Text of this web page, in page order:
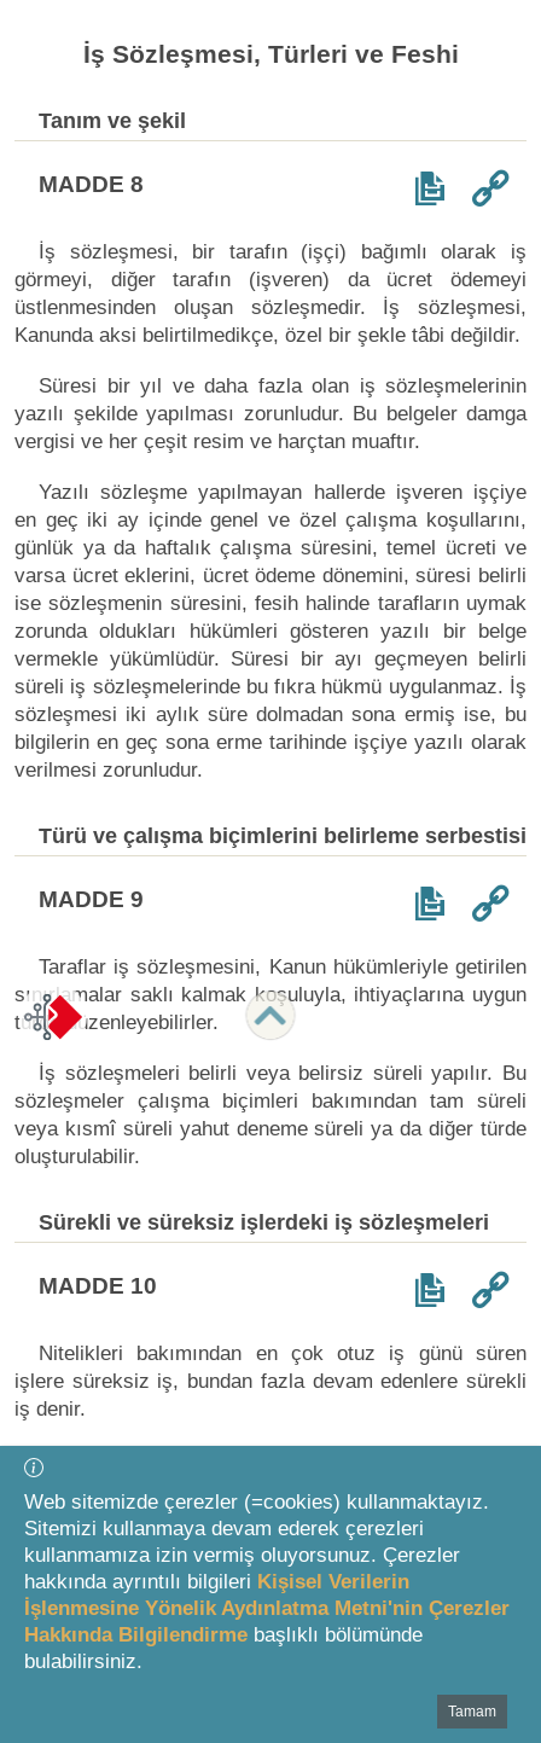
İş Sözleşmesi, Türleri ve Feshi
Tanım ve şekil
MADDE 8
İş sözleşmesi, bir tarafın (işçi) bağımlı olarak iş
görmeyi, diğer tarafın (işveren) da ücret ödemeyi
üstlenmesinden oluşan sözleşmedir. İş sözleşmesi,
Kanunda aksi belirtilmedikçe, özel bir şekle tâbi değildir.
Süresi bir yıl ve daha fazla olan iş sözleşmelerinin
yazılı şekilde yapılması zorunludur. Bu belgeler damga
vergisi ve her çeşit resim ve harçtan muaftır.
Yazılı sözleşme yapılmayan hallerde işveren işçiye
en geç iki ay içinde genel ve özel çalışma koşullarını,
günlük ya da haftalık çalışma süresini, temel ücreti ve
varsa ücret eklerini, ücret ödeme dönemini, süresi belirli
ise sözleşmenin süresini, fesih halinde tarafların uymak
zorunda oldukları hükümleri gösteren yazılı bir belge
vermekle yükümlüdür. Süresi bir ayı geçmeyen belirli
süreli iş sözleşmelerinde bu fıkra hükmü uygulanmaz. İş
sözleşmesi iki aylık süre dolmadan sona ermiş ise, bu
bilgilerin en geç sona erme tarihinde işçiye yazılı olarak
verilmesi zorunludur.
Türü ve çalışma biçimlerini belirleme serbestisi
MADDE 9
Taraflar iş sözleşmesini, Kanun hükümleriyle getirilen
sınırlamalar saklı kalmak koşuluyla, ihtiyaçlarına uygun
türde düzenleyebilirler.
İş sözleşmeleri belirli veya belirsiz süreli yapılır. Bu
sözleşmeler çalışma biçimleri bakımından tam süreli
veya kısmî süreli yahut deneme süreli ya da diğer türde
oluşturulabilir.
Sürekli ve süreksiz işlerdeki iş sözleşmeleri
MADDE 10
Nitelikleri bakımından en çok otuz iş günü süren
işlere süreksiz iş, bundan fazla devam edenlere sürekli
iş denir.
Bu Kanunun 3, 8, 12, 13, 14, 15, 17, 23, 24, 25, 26,
ve geçici 6 ncı maddeleri süreksiz işlerde yapılan iş
sözleşmelerinde uygulanmaz. Süreksiz işlerde, bu
maddelerde düzenlenen konularda Borçlar Kanunu
hükümleri uygulanır.
Belirli ve belirsiz süreli iş sözleşmesi
Web sitemizde çerezler (=cookies) kullanmaktayız.
Sitemizi kullanmaya devam ederek çerezleri
kullanmamıza izin vermiş oluyorsunuz. Çerezler
hakkında ayrıntılı bilgileri Kişisel Verilerin
İşlenmesine Yönelik Aydınlatma Metni'nin Çerezler
Hakkında Bilgilendirme başlıklı bölümünde
bulabilirsiniz.
Tamam